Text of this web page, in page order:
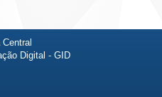
Digital - GID